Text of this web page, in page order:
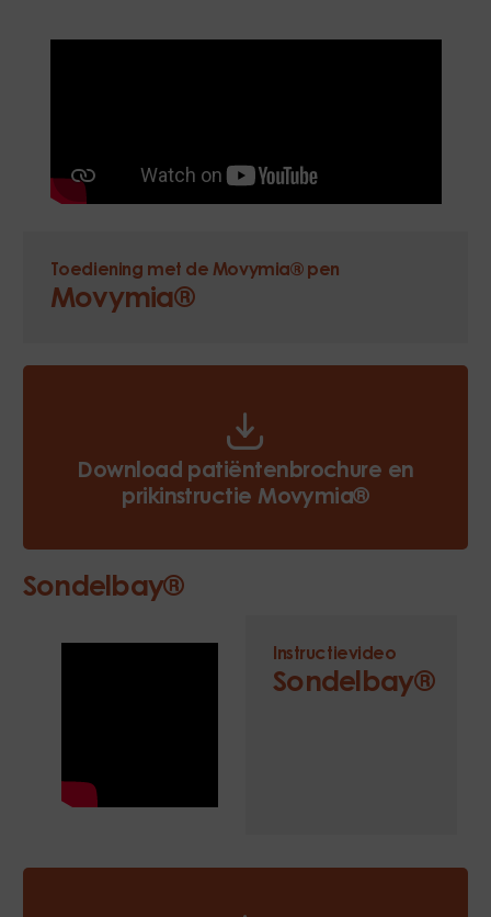
Toediening met de Movymia® pen
Movymia®
Download patiëntenbrochure en
prikinstructie Movymia®
Sondelbay®
Instructievideo
Sondelbay®